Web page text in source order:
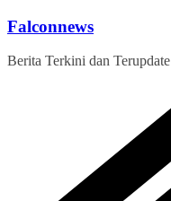
Skip
content
Falconnews
Berita Terkini dan Terupdate